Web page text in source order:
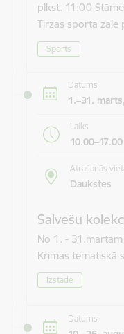
plkst. 11:00
Tirzas sporta zāle
Sports
Datums
1.–31.
Laiks
10.00–17.00
Atrašanās
Daukstes
Salvešu
No 1. -
Krimas tematiskā
Izstāde
Datums